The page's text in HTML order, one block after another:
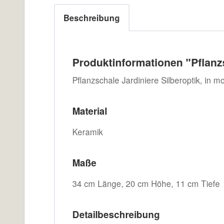
Beschreibung
Produktinformationen
Pflanzschale Jardiniere Silberoptik, in
Material
Keramik
Maße
34 cm Länge, 20 cm Höhe, 11 cm Tiefe
Detailbeschreibung